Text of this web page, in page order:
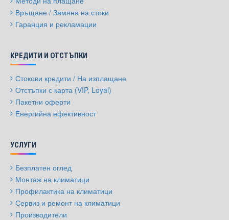
Връщане / Замяна на стоки
Гаранция и рекламации
КРЕДИТИ И ОТСТЪПКИ
Стокови кредити / На изплащане
Отстъпки с карта (VIP, Loyal)
Пакетни оферти
Енергийна ефективност
УСЛУГИ
Безплатен оглед
Монтаж на климатици
Профилактика на климатици
Сервиз и ремонт на климатици
Производители